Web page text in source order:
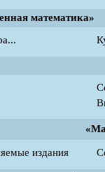
математика»
...
издания